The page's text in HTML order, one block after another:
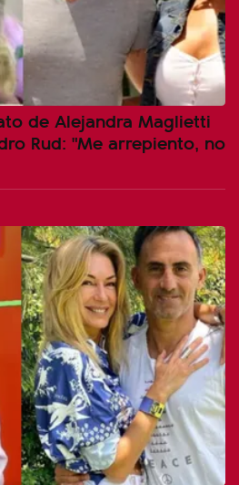
de Alejandra Maglietti
Rud: "Me arrepiento, no